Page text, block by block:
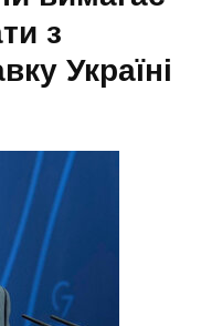
з
Україні